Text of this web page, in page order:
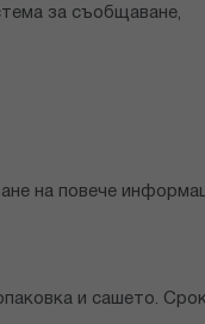
за съобщаване,
на повече
и сашето.